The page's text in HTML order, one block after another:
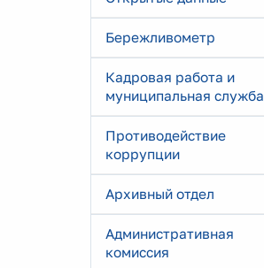
Бережливометр
Кадровая работа и
муниципальная служба
Противодействие
коррупции
Архивный отдел
Административная
комиссия